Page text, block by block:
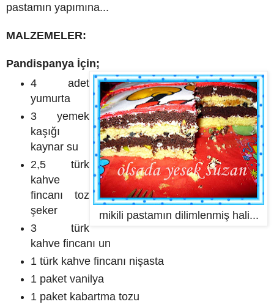
pastamın yapımına...
MALZEMELER:
Pandispanya İçin;
mikili pastamın dilimlenmiş hali...
4 adet
yumurta
3 yemek
kaşığı
kaynar su
2,5 türk
kahve
fincanı toz
şeker
3 türk
kahve fincanı un
1 türk kahve fincanı nişasta
1 paket vanilya
1 paket kabartma tozu